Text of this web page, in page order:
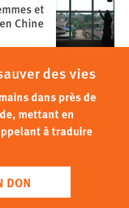
et
Chine
des vies
dans près de
mettant en
à traduire
DON